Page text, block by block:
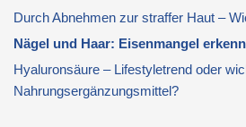
Durch Abnehmen zur straffer Haut –
Nägel und Haar: Eisenmangel
Hyaluronsäure – Lifestyletrend oder
Nahrungsergänzungsmittel?